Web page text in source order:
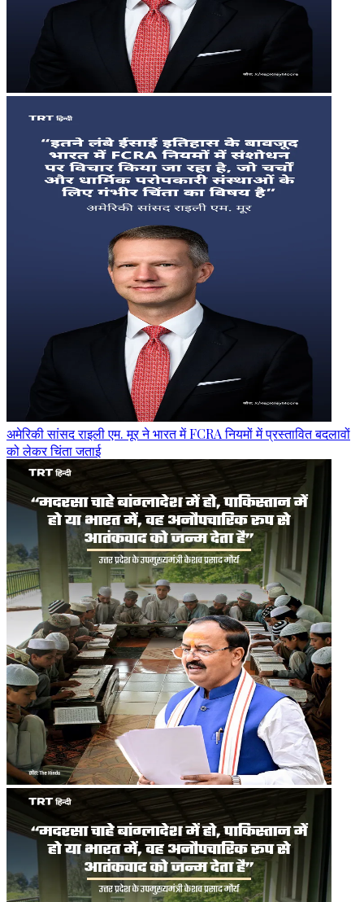
अमेरिकी सांसद राइली एम. मूर ने भारत में FCRA नियमों में प्रस्तावित बदलावों
को लेकर चिंता जताई